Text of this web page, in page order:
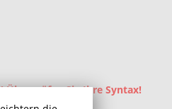
Überprüfen Sie Ihre Syntax!